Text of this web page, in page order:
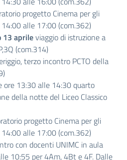
progetto Cinema per gli
alle 17:00 (com.362)
13 aprileviaggio di istruzione a
(com.314)
terzo incontro PCTO della
ore 13:30 alle 14:30 quarto
della notte del Liceo Classico
progetto Cinema per gli
alle 17:00 (com.362)
con docenti UNIMC in aula
10:55 per 4Am, 4Bt e 4F. Dalle